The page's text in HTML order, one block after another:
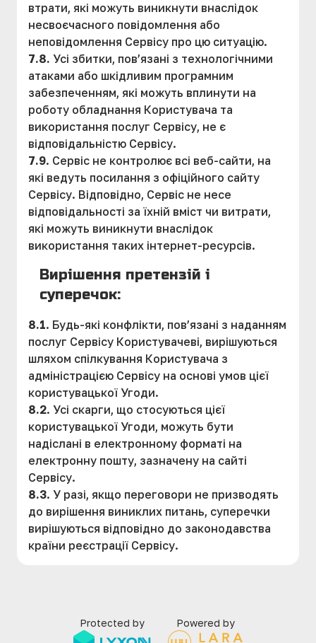
втрати, які можуть виникнути внаслідок
несвоєчасного повідомлення або
неповідомлення Сервісу про цю ситуацію.
7.8. Усі збитки, пов’язані з технологічними
атаками або шкідливим програмним
забезпеченням, які можуть вплинути на
роботу обладнання Користувача та
використання послуг Сервісу, не є
відповідальністю Сервісу.
7.9. Сервіс не контролює всі веб-сайти, на
які ведуть посилання з офіційного сайту
Сервісу. Відповідно, Сервіс не несе
відповідальності за їхній вміст чи витрати,
які можуть виникнути внаслідок
використання таких інтернет-ресурсів.
Вирішення претензій і
суперечок:
8.1. Будь-які конфлікти, пов’язані з наданням
послуг Сервісу Користувачеві, вирішуються
шляхом спілкування Користувача з
адміністрацією Сервісу на основі умов цієї
користувацької Угоди.
8.2. Усі скарги, що стосуються цієї
користувацької Угоди, можуть бути
надіслані в електронному форматі на
електронну пошту, зазначену на сайті
Сервісу.
8.3. У разі, якщо переговори не призводять
до вирішення виниклих питань, суперечки
вирішуються відповідно до законодавства
країни реєстрації Сервісу.
Protected by Powered by